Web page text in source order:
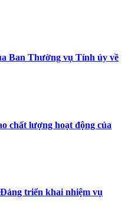
Ban Thường vụ Tỉnh ủy về
chất lượng hoạt động của
triển khai nhiệm vụ